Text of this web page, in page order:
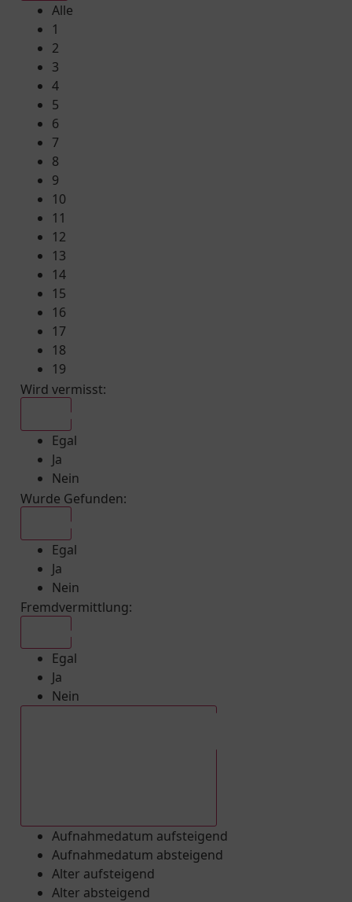
Alle
1
2
3
4
5
6
7
8
9
10
11
12
13
14
15
16
17
18
19
Wird vermisst:
Egal
Ja
Nein
Wurde Gefunden:
Egal
Ja
Nein
Fremdvermittlung:
Egal
Ja
Nein
Aufnahmedatum aufsteigend
Aufnahmedatum absteigend
Alter aufsteigend
Alter absteigend